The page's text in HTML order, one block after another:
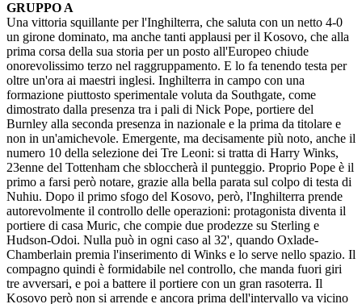
GRUPPO A
Una vittoria squillante per l'Inghilterra, che saluta con un netto 4-0
un girone dominato, ma anche tanti applausi per il Kosovo, che alla
prima corsa della sua storia per un posto all'Europeo chiude
onorevolissimo terzo nel raggruppamento. E lo fa tenendo testa per
oltre un'ora ai maestri inglesi. Inghilterra in campo con una
formazione piuttosto sperimentale voluta da Southgate, come
dimostrato dalla presenza tra i pali di Nick Pope, portiere del
Burnley alla seconda presenza in nazionale e la prima da titolare e
non in un'amichevole. Emergente, ma decisamente più noto, anche il
numero 10 della selezione dei Tre Leoni: si tratta di Harry Winks,
23enne del Tottenham che sbloccherà il punteggio. Proprio Pope è il
primo a farsi però notare, grazie alla bella parata sul colpo di testa di
Nuhiu. Dopo il primo sfogo del Kosovo, però, l'Inghilterra prende
autorevolmente il controllo delle operazioni: protagonista diventa il
portiere di casa Muric, che compie due prodezze su Sterling e
Hudson-Odoi. Nulla può in ogni caso al 32', quando Oxlade-
Chamberlain premia l'inserimento di Winks e lo serve nello spazio. Il
compagno quindi è formidabile nel controllo, che manda fuori giri
tre avversari, e poi a battere il portiere con un gran rasoterra. Il
Kosovo però non si arrende e ancora prima dell'intervallo va vicino